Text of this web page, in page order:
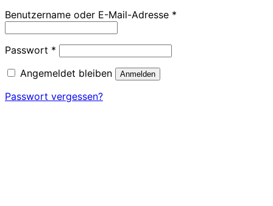
Benutzername oder E-Mail-Adresse *
Passwort * Erforderlich
Angemeldet bleiben
Anmelden
Passwort vergessen?